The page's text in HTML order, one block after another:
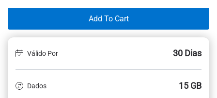
Add To Cart
Válido Por 30 Dias
Dados 15 GB